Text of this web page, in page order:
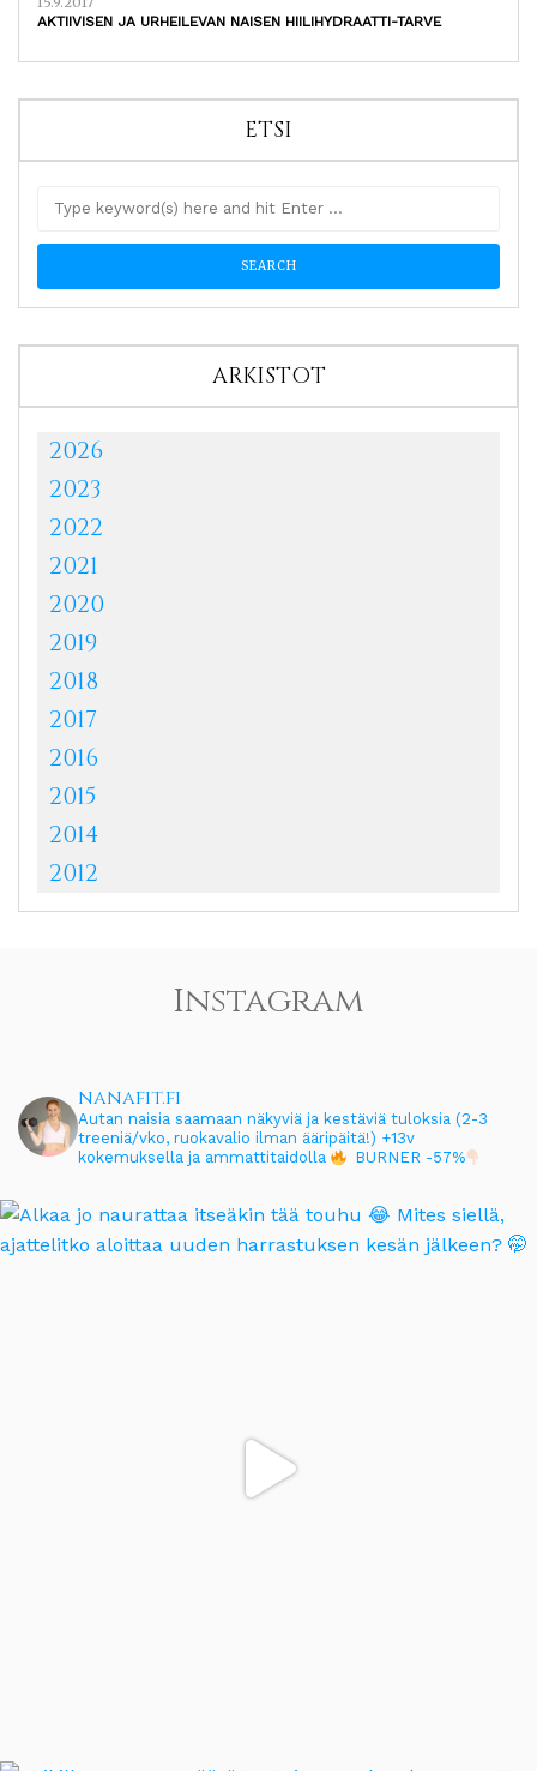
AKTIIVISEN JA URHEILEVAN NAISEN HIILIHYDRAATTI-TARVE
ETSI
ARKISTOT
2026
2023
2022
2021
2020
2019
2018
2017
2016
2015
2014
2012
Instagram
nanafit.fi
Autan naisia saamaan näkyviä ja kestäviä tuloksia (2-3
treeniä/vko, ruokavalio ilman ääripäitä!) +13v
kokemuksella ja ammattitaidolla
BURNER -57%